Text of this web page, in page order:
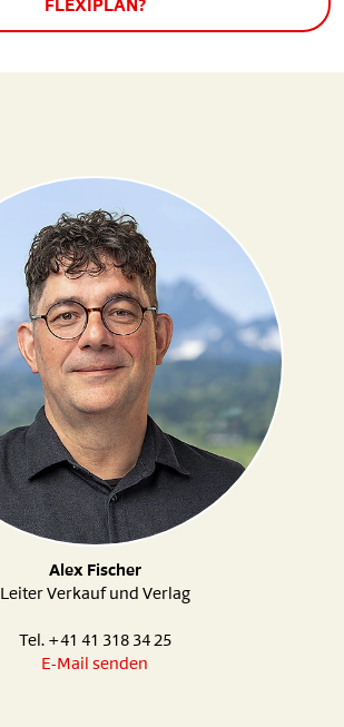
FLEXIPLAN?
Alex Fischer
Leiter Verkauf und Verlag
Tel. +41 41 318 34 25
E-Mail senden